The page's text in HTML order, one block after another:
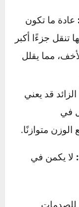
أمامية
وسهولة
حصلت على
أنظمة السلامة
وزنًا من